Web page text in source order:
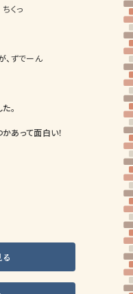
くっ
ずでーん
。
あって面白い！